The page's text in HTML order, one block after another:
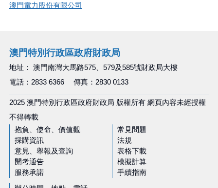
澳門電力股份有限公司
澳門特別行政區政府財政局
地址： 澳門南灣大馬路575、579及585號財政局大樓
電話：2833 6366 傳真：2830 0133
2025 澳門特別行政區政府財政局 版權所有 網頁內容未經授權
不得轉載
抱負、使命、價值觀
採購資訊
意見、舉報及查詢
開考通告
服務承諾
常見問題
法規
表格下載
模擬計算
手續指南